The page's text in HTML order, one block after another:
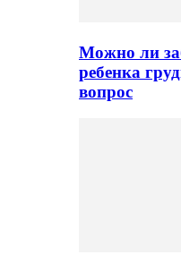
Можно ли
ребенка
вопрос